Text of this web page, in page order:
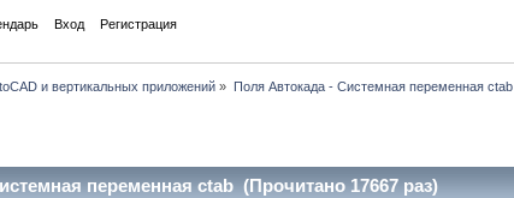
Вход Регистрация
и вертикальных приложений » Поля Автокада - Системная переменная ctab
переменная ctab (Прочитано 17667 раз)